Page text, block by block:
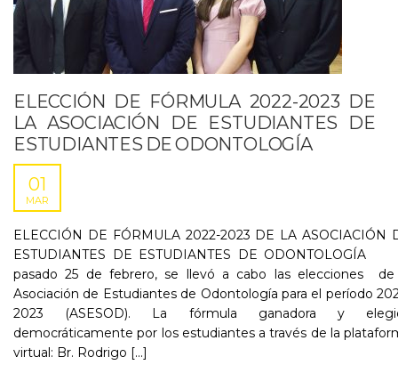
ELECCIÓN DE FÓRMULA 2022-2023 DE
LA ASOCIACIÓN DE ESTUDIANTES DE
ESTUDIANTES DE ODONTOLOGÍA
01
MAR
ELECCIÓN DE FÓRMULA 2022-2023 DE LA ASOCIACIÓN
ESTUDIANTES DE ESTUDIANTES DE ODONTOLOGÍA
pasado 25 de febrero, se llevó a cabo las elecciones de
Asociación de Estudiantes de Odontología para el período
2023 (ASESOD). La fórmula ganadora y
democráticamente por los estudiantes a través de la
virtual: Br. Rodrigo [...]